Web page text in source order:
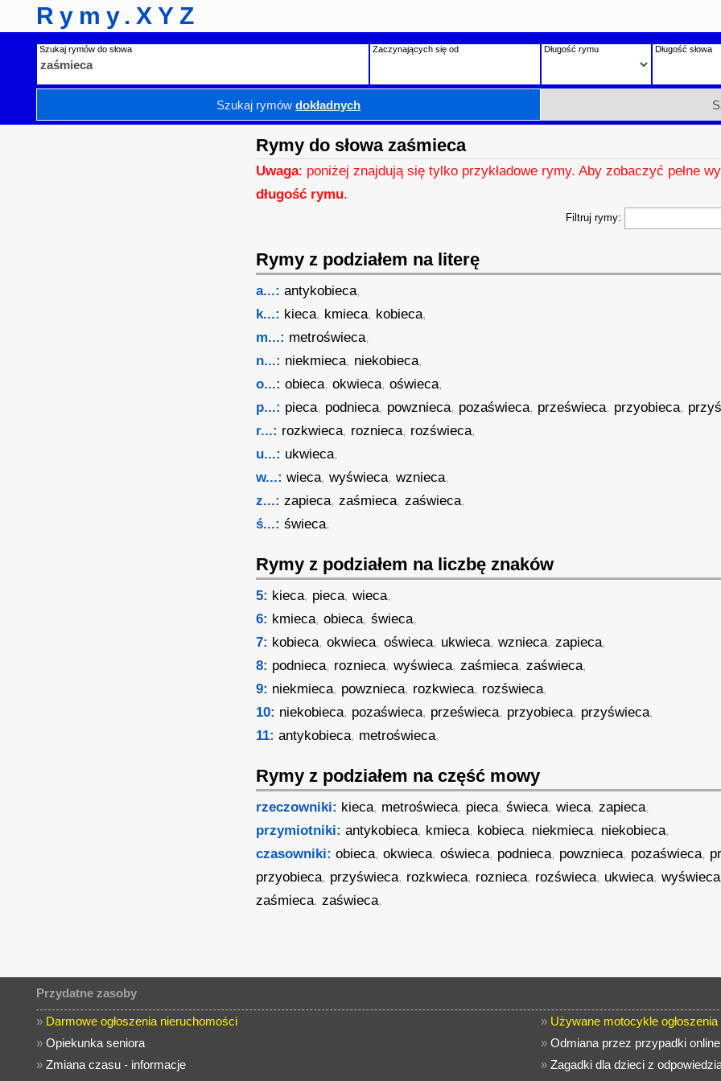
Rymy.XYZ
Szukaj rymów do słowa Zaczynających się od Długość rymu Długość słowa
Szukaj rymówdokładnych
Rymy do słowa zaśmieca
Uwaga: poniżej znajdują się tylko przykładowe rymy. Aby zobaczyć pełne
długość rymu.
Filtruj rymy:
Rymy z podziałem na literę
a...: antykobieca,
k...: kieca, kmieca, kobieca,
m...: metroświeca,
n...: niekmieca, niekobieca,
o...: obieca,okwieca,oświeca,
p...: pieca, podnieca, powznieca, pozaświeca, prześwieca, przyobieca,
r...: rozkwieca, roznieca, rozświeca,
u...: ukwieca,
w...: wieca,wyświeca,wznieca,
z...: zapieca,zaśmieca,zaświeca,
ś...: świeca,
Rymy z podziałem na liczbę znaków
5: kieca, pieca,wieca,
6: kmieca,obieca,świeca,
7: kobieca,okwieca,oświeca, ukwieca,wznieca,zapieca,
8: podnieca, roznieca,wyświeca,zaśmieca,zaświeca,
9: niekmieca, powznieca, rozkwieca, rozświeca,
10: niekobieca, pozaświeca, prześwieca, przyobieca, przyświeca,
11: antykobieca, metroświeca,
Rymy z podziałem na część mowy
rzeczowniki: kieca, metroświeca, pieca,świeca,wieca,zapieca,
przymiotniki: antykobieca, kmieca, kobieca, niekmieca, niekobieca,
czasowniki: obieca,okwieca,oświeca, podnieca, powznieca, pozaświeca,
przyobieca, przyświeca, rozkwieca, roznieca, rozświeca, ukwieca,wyświeca
zaśmieca,zaświeca,
Przydatne zasoby
» Darmowe ogłoszenia nieruchomości » Używane motocykle
»Opiekunka seniora » Odmiana przez przypadki online
»Zmiana czasu - informacje » Zagadki dla dzieci z